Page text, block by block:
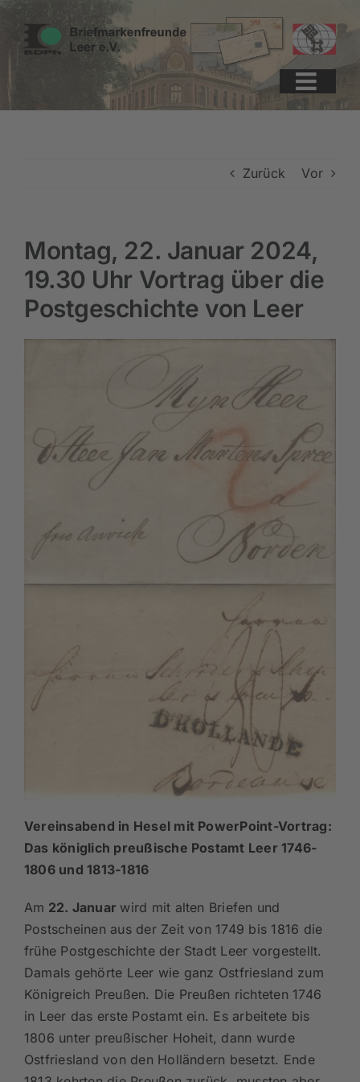
Zum
Inhalt
springen
Zur
Navigation
springen
Zum
Inhalt
springen
Zurück Vor
Montag, 22. Januar 2024,
19.30 Uhr Vortrag über die
Postgeschichte von Leer
Vereinsabend in Hesel mit PowerPoint-Vortrag:
Das königlich preußische Postamt Leer 1746-
1806 und 1813-1816
Am 22. Januar wird mit alten Briefen und
Postscheinen aus der Zeit von 1749 bis 1816 die
frühe Postgeschichte der Stadt Leer vorgestellt.
Damals gehörte Leer wie ganz Ostfriesland zum
Königreich Preußen. Die Preußen richteten 1746
in Leer das erste Postamt ein. Es arbeitete bis
1806 unter preußischer Hoheit, dann wurde
Ostfriesland von den Holländern besetzt. Ende